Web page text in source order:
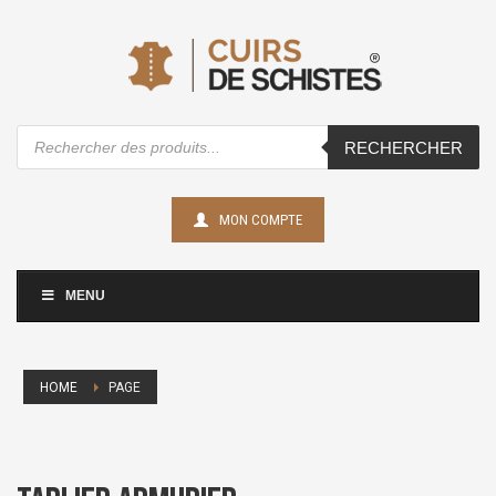
Recherche
de
produits
RECHERCHER
MON COMPTE
MENU
HOME PAGE